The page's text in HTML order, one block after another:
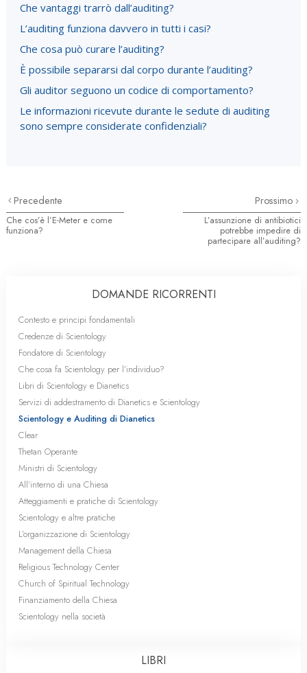
Che vantaggi trarrò dall’auditing?
L’auditing funziona davvero in tutti i casi?
Che cosa può curare l’auditing?
È possibile separarsi dal corpo durante l’auditing?
Gli auditor seguono un codice di comportamento?
Le informazioni ricevute durante le sedute di auditing
sono sempre considerate confidenziali?
Precedente
Che cos’è l’E-Meter e come
funziona?
Prossimo
L’assunzione di antibiotici
potrebbe impedire di
partecipare all’auditing?
DOMANDE RICORRENTI
Contesto e principi fondamentali
Credenze di Scientology
Fondatore di Scientology
Che cosa fa Scientology per l’individuo?
Libri di Scientology e Dianetics
Servizi di addestramento di Dianetics e Scientology
Scientology e Auditing di Dianetics
Clear
Thetan Operante
Ministri di Scientology
All’interno di una Chiesa
Atteggiamenti e pratiche di Scientology
Scientology e altre pratiche
L’organizzazione di Scientology
Management della Chiesa
Religious Technology Center
Church of Spiritual Technology
Finanziamento della Chiesa
Scientology nella società
LIBRI